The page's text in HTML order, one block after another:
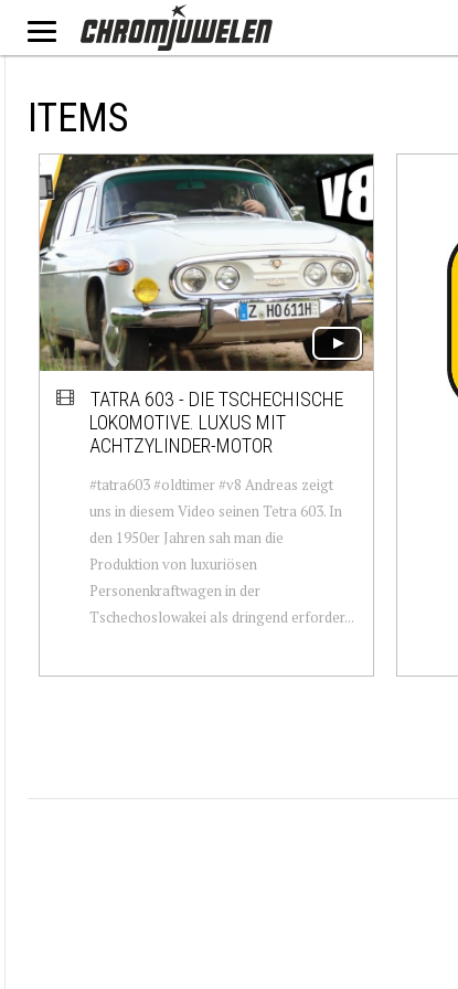
ITEMS
TATRA 603 - DIE TSCHECHISCHE
LOKOMOTIVE. LUXUS MIT
ACHTZYLINDER-MOTOR
#tatra603 #oldtimer #v8 Andreas zeigt
uns in diesem Video seinen Tetra 603. In
den 1950er Jahren sah man die
Produktion von luxuriösen
Personenkraftwagen in der
Tschechoslowakei als dringend erforder...